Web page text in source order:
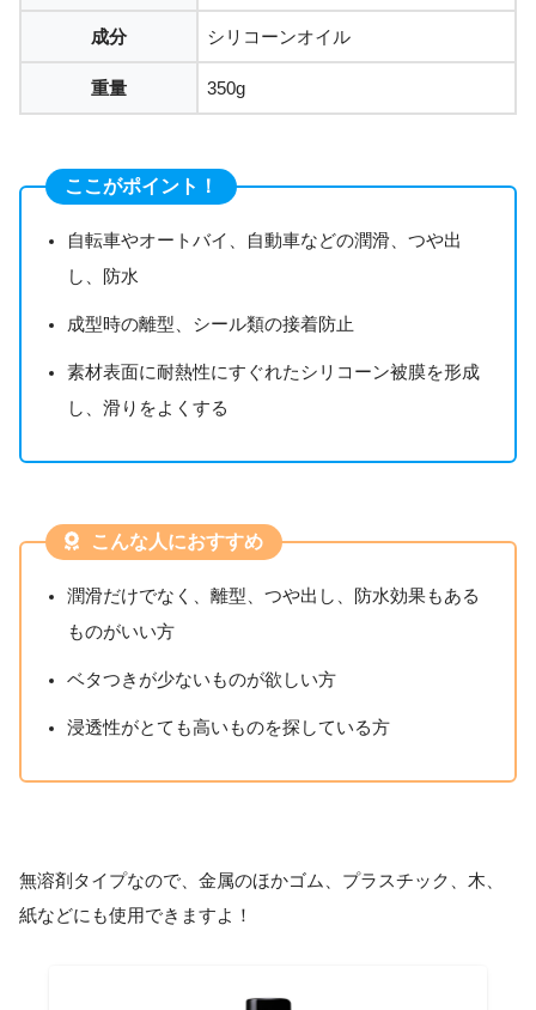
成分 シリコーンオイル
重量 350g
ここがポイント！
自転車やオートバイ、自動車などの潤滑、つや出
し、防水
成型時の離型、シール類の接着防止
素材表面に耐熱性にすぐれたシリコーン被膜を形成
し、滑りをよくする
こんな人におすすめ
潤滑だけでなく、離型、つや出し、防水効果もある
ものがいい方
ベタつきが少ないものが欲しい方
浸透性がとても高いものを探している方
無溶剤タイプなので、金属のほかゴム、プラスチック、木、
紙などにも使用できますよ！